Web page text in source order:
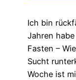
Ich bin
Jahren
Fasten –
Sucht
Woche ist